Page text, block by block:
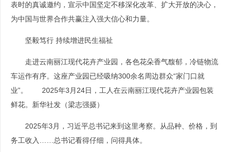
表时的真诚邀约，宣示中国坚定不移深化改革、扩大开放的决心，
为中国与世界合作共赢注入强大信心和力量。
坚毅笃行 持续增进民生福祉
走进云南丽江现代花卉产业园，各色花朵香气馥郁，冷链物流
车运作有序。这座产业园已经吸纳300余名周边群众“家门口就
业”。 2025年3月24日，工人在云南丽江现代花卉产业园包装
鲜花。新华社发（梁志强摄）
2025年3月，习近平总书记来到这里考察。从品种、价格，到
务工收入……总书记看得仔细，问得具体。